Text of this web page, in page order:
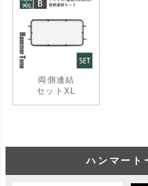
両側連結
セットXL
ハンマート